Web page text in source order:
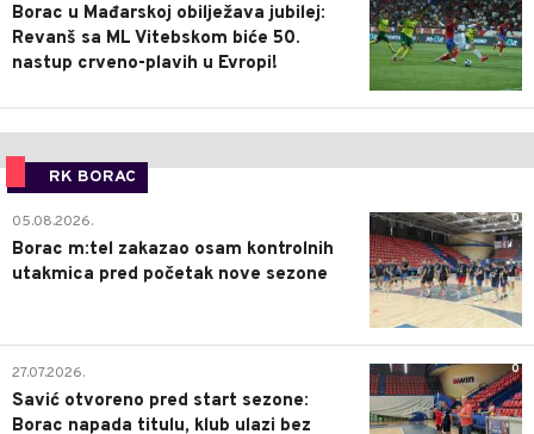
Borac u Mađarskoj obilježava jubilej:
Revanš sa ML Vitebskom biće 50.
nastup crveno-plavih u Evropi!
RK BORAC
0
05.08.2026.
Borac m:tel zakazao osam kontrolnih
utakmica pred početak nove sezone
0
27.07.2026.
Savić otvoreno pred start sezone:
Borac napada titulu, klub ulazi bez